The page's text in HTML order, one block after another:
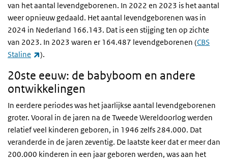
van het aantal levendgeborenen. In 2022 en 2023 is het aantal
weer opnieuw gedaald. Het aantal levendgeborenen was in
2024 in Nederland 166.143. Dat is een stijging ten op zichte
van 2023. In 2023 waren er 164.487 levendgeborenen (CBS
Staline
(externe link)
).
20ste eeuw: de babyboom en andere
ontwikkelingen
In eerdere periodes was het jaarlijkse aantal levendgeborenen
groter. Vooral in de jaren na de Tweede Wereldoorlog werden
relatief veel kinderen geboren, in 1946 zelfs 284.000. Dat
veranderde in de jaren zeventig. De laatste keer dat er meer dan
200.000 kinderen in een jaar geboren werden, was aan het